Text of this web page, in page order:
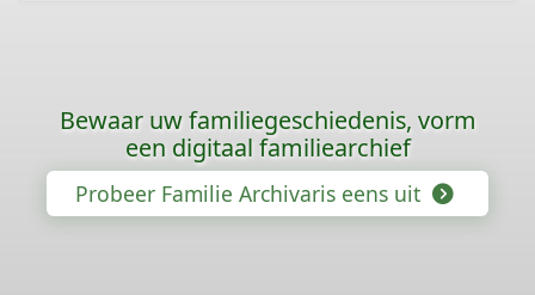
Bewaar uw familiegeschiedenis, vorm
een digitaal familiearchief
Probeer Familie Archivaris eens uit